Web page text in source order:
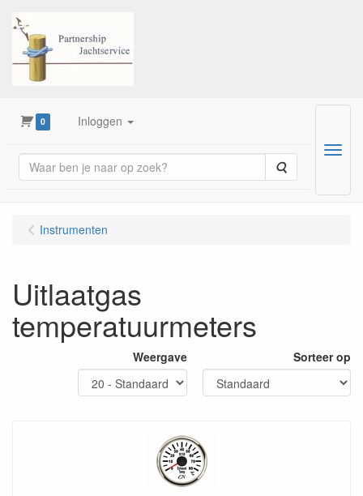
0 Inloggen
Zoeken
Menu
Instrumenten
Uitlaatgas
temperatuurmeters
Weergave Sorteer op